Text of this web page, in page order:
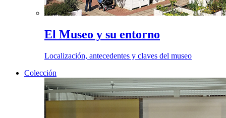
El Museo y su entorno
Localización, antecedentes y claves del museo
Colección